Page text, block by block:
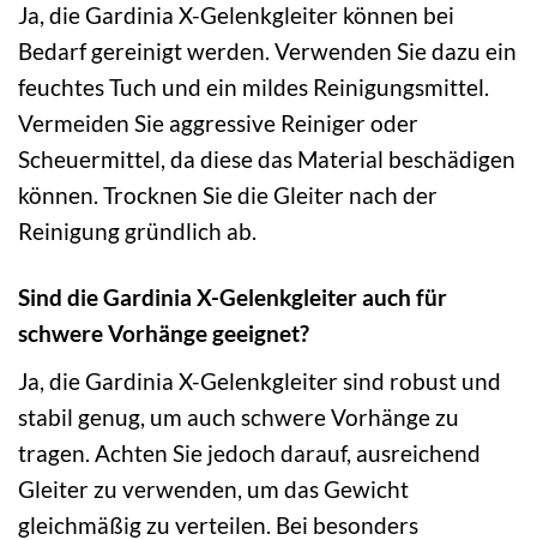
Ja, die Gardinia X-Gelenkgleiter können bei
Bedarf gereinigt werden. Verwenden Sie dazu ein
feuchtes Tuch und ein mildes Reinigungsmittel.
Vermeiden Sie aggressive Reiniger oder
Scheuermittel, da diese das Material beschädigen
können. Trocknen Sie die Gleiter nach der
Reinigung gründlich ab.
Sind die Gardinia X-Gelenkgleiter auch für
schwere Vorhänge geeignet?
Ja, die Gardinia X-Gelenkgleiter sind robust und
stabil genug, um auch schwere Vorhänge zu
tragen. Achten Sie jedoch darauf, ausreichend
Gleiter zu verwenden, um das Gewicht
gleichmäßig zu verteilen. Bei besonders